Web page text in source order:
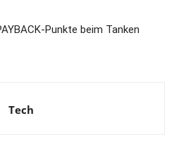
Punkte beim Tanken
Tech